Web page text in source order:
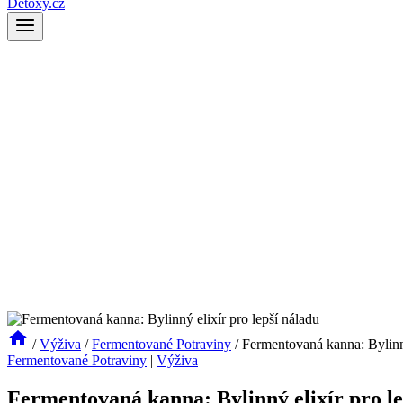
Detoxy.cz
/ Výživa / Fermentované Potraviny / Fermentovaná kanna:
Fermentované Potraviny | Výživa